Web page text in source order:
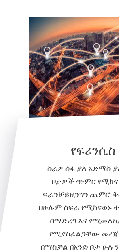
ስራዎ ሰፋ ያለ አድማስ
ቦታዎች ጭምር
ፍራንቻይዚንግን ጨምሮ
በሁሉም ስፍራ የሚከናወኑ
በማድረግ እና
የሚያስፈልጋቸው
በማስቻል በአንድ ቦታ